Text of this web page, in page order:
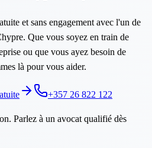
et sans engagement avec l'un de
Que vous soyez en train de
ou que vous ayez besoin de
là pour vous aider.
+357 26 822 122
Parlez à un avocat qualifié dès